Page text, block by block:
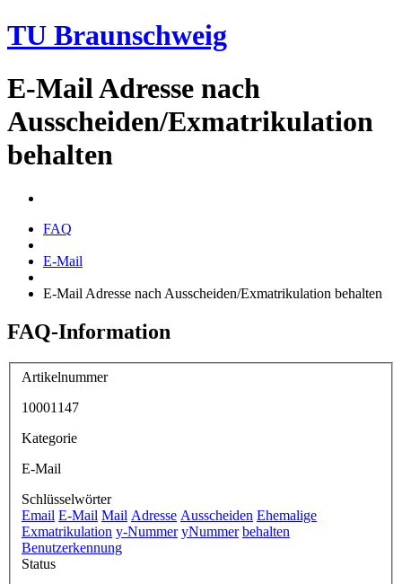
TU Braunschweig
E-Mail Adresse nach
Ausscheiden/Exmatrikulation
behalten
FAQ
E-Mail
E-Mail Adresse nach Ausscheiden/Exmatrikulation behalten
FAQ-Information
Artikelnummer
10001147
Kategorie
E-Mail
Schlüsselwörter
Email E-Mail Mail Adresse Ausscheiden Ehemalige
Exmatrikulation y-Nummer yNummer behalten
Benutzerkennung
Status